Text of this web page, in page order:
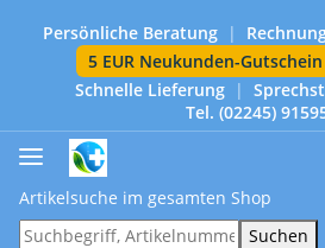
Persönliche Beratung |
5 EUR Neukunden-Gutschein
Schnelle Lieferung
|
Tel. (02245)
Artikelsuche im gesamten Shop
Suchen